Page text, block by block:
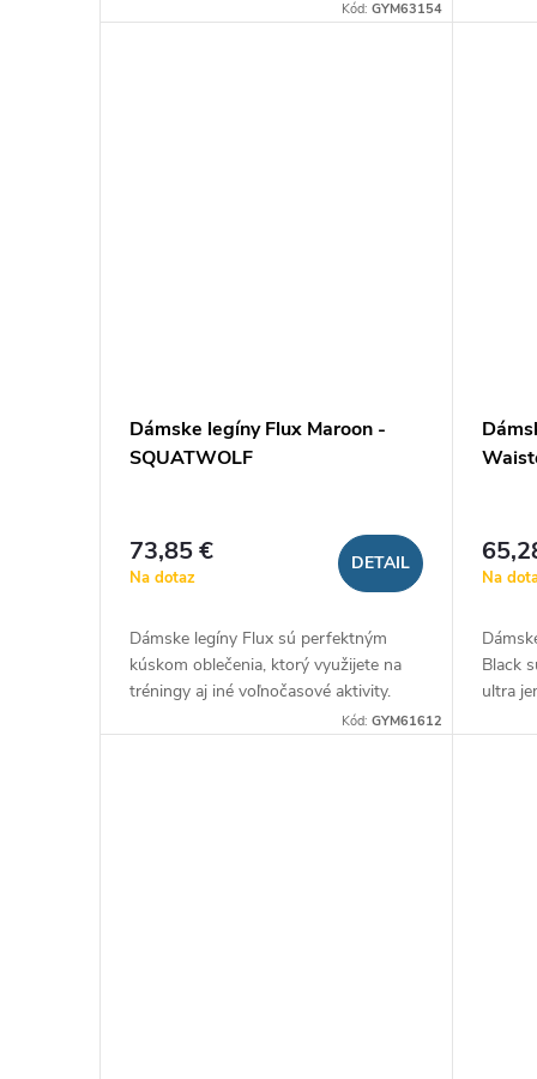
pás zvýrazňujúci vypracovanéKód:GYM63154
Dámske legíny Flux Maroon -
SQUATWOLF
73,85 €
Na dotaz
DETAIL
Dámske legíny Flux sú perfektným
kúskom oblečenia, ktorý využijete na
tréningy aj iné voľnočasové aktivity.
Kvalitný materiál legín sa môžeKód:GYM61612
Na
Black
ultra